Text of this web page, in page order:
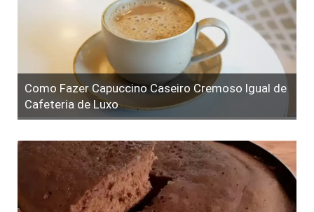
Como Fazer Capuccino Caseiro Cremoso Igual de
Cafeteria de Luxo